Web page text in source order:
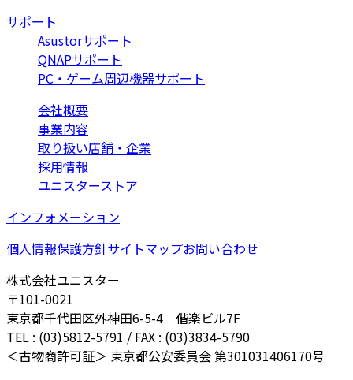
サポート
Asustorサポート
QNAPサポート
PC・ゲーム周辺機器サポート
会社概要
事業内容
取り扱い店舗・企業
採用情報
ユニスターストア
インフォメーション
個人情報保護方針サイトマップお問い合わせ
株式会社ユニスター
〒101-0021
東京都千代田区外神田6-5-4 偕楽ビル7F
TEL : (03)5812-5791 / FAX : (03)3834-5790
＜古物商許可証＞ 東京都公安委員会 第301031406170号